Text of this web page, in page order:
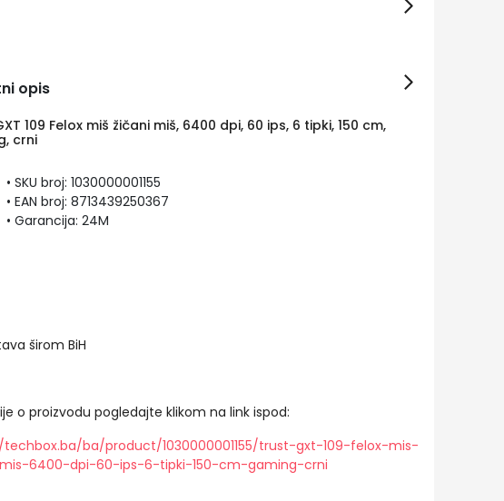
opis
109 Felox miš žičani miš, 6400 dpi, 60 ips, 6 tipki, 150 cm,
crni
• SKU broj: 1030000001155
• EAN broj: 8713439250367
• Garancija: 24M
širom BiH
o proizvodu pogledajte klikom na link ispod:
ba/product/1030000001155/trust-gxt-109-felox-mis-
6400-dpi-60-ips-6-tipki-150-cm-gaming-crni